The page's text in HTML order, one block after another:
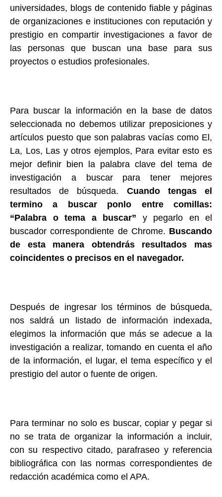
universidades, blogs de contenido fiable y páginas
de organizaciones e instituciones con reputación y
prestigio en compartir investigaciones a favor de
las personas que buscan una base para sus
proyectos o estudios profesionales.
Para buscar la información en la base de datos
seleccionada no debemos utilizar preposiciones y
artículos puesto que son palabras vacías como El,
La, Los, Las y otros ejemplos, Para evitar esto es
mejor definir bien la palabra clave del tema de
investigación a buscar para tener mejores
resultados de búsqueda. Cuando tengas el
termino a buscar ponlo entre comillas:
“Palabra o tema a buscar” y pegarlo en el
buscador correspondiente de Chrome. Buscando
de esta manera obtendrás resultados mas
coincidentes o precisos en el navegador.
Después de ingresar los términos de búsqueda,
nos saldrá un listado de información indexada,
elegimos la información que más se adecue a la
investigación a realizar, tomando en cuenta el año
de la información, el lugar, el tema específico y el
prestigio del autor o fuente de origen.
Para terminar no solo es buscar, copiar y pegar si
no se trata de organizar la información a incluir,
con su respectivo citado, parafraseo y referencia
bibliográfica con las normas correspondientes de
redacción académica como el APA.